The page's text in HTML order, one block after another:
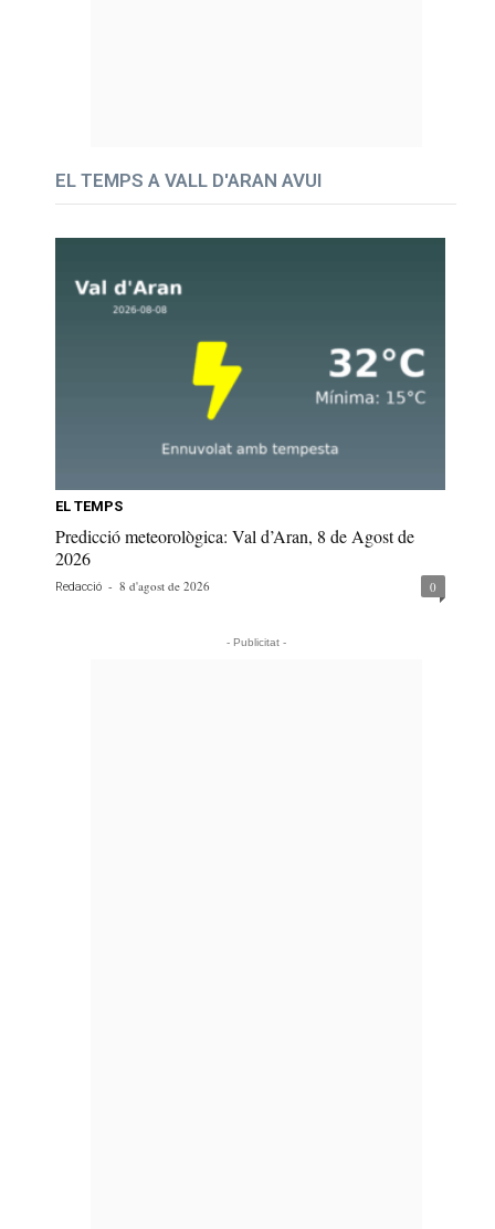
EL TEMPS A VALL D'ARAN AVUI
EL TEMPS
Predicció meteorològica: Val d’Aran, 8 de Agost de
2026
Redacció - 8 d'agost de 2026 0
- Publicitat -